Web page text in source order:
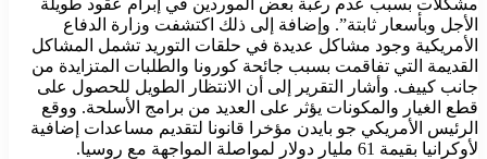
الأجل وبأسعار ثابتة”. وإضافة إلى ذلك اكتشفت وزارة الدفاع
الأمريكية وجود مشاكل عديدة في حلقات التوريد تشمل المشاكل
القديمة التي تفاقمت بسبب جائحة كورونا والطلبات المتزايدة من
جانب كييف. وأشار التقرير إلى أن الانتظار الطويل للحصول على
قطع الغيار والمكونات يؤثر على العديد من برامج الأسلحة. ووقع
الرئيس الأمريكي جو بايدن مؤخرا قانونا لتقديم مساعدات إضافية
لأوكرانيا بقيمة 61 مليار دولار لمواصلة المواجهة مع روسيا.